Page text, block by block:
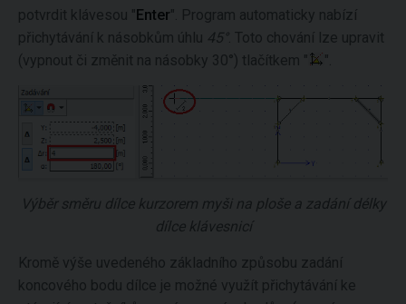
potvrdit klávesou "Enter". Program automaticky nabízí
přichytávání k násobkům úhlu 45°
. Toto chování lze upravit
(vypnout či změnit na násobky 30°) tlačítkem "
".
Výběr směru dílce kurzorem myši na ploše a zadání délky
dílce klávesnicí
Kromě výše uvedeného základního způsobu zadání
koncového bodu dílce je možné využít přichytávání ke